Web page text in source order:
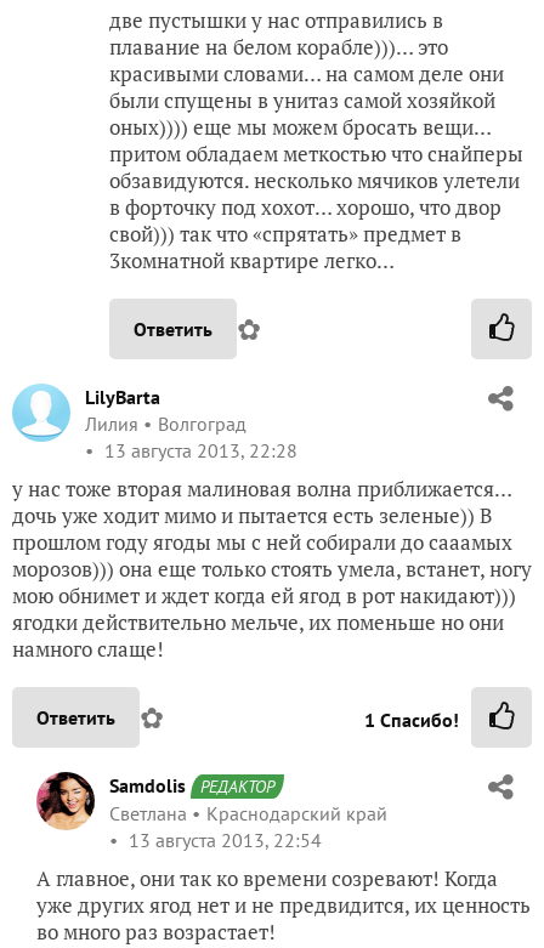
две пустышки у нас отправились в
плавание на белом корабле)))… это
красивыми словами… на самом деле они
были спущены в унитаз самой хозяйкой
оных)))) еще мы можем бросать вещи…
притом обладаем меткостью что снайперы
обзавидуются. несколько мячиков улетели
в форточку под хохот… хорошо, что двор
свой))) так что «спрятать» предмет в
3комнатной квартире легко…
Ответить ✿
LilyBarta
Лилия
Волгоград
13 августа 2013, 22:28
у нас тоже вторая малиновая волна приближается…
дочь уже ходит мимо и пытается есть зеленые)) В
прошлом году ягоды мы с ней собирали до сааамых
морозов))) она еще только стоять умела, встанет, ногу
мою обнимет и ждет когда ей ягод в рот накидают)))
ягодки действительно мельче, их поменьше но они
намного слаще!
Ответить ✿ 1 Спасибо!
Samdolis РЕДАКТОР
Светлана
Краснодарский край
13 августа 2013, 22:54
А главное, они так ко времени созревают! Когда
уже других ягод нет и не предвидится, их ценность
во много раз возрастает!